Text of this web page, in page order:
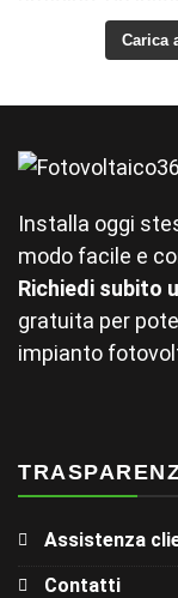
Carica
Installa oggi
modo facile e
Richiedi subito
gratuita per
impianto
Assistenza
Contatti